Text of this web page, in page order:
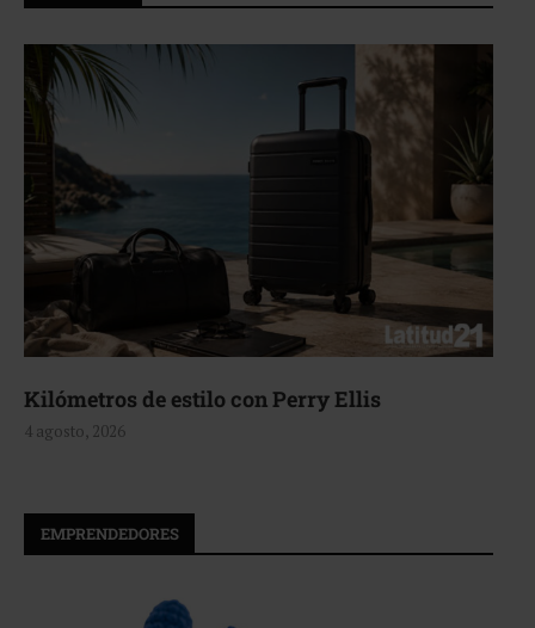
Kilómetros de estilo con Perry Ellis
4 agosto, 2026
EMPRENDEDORES